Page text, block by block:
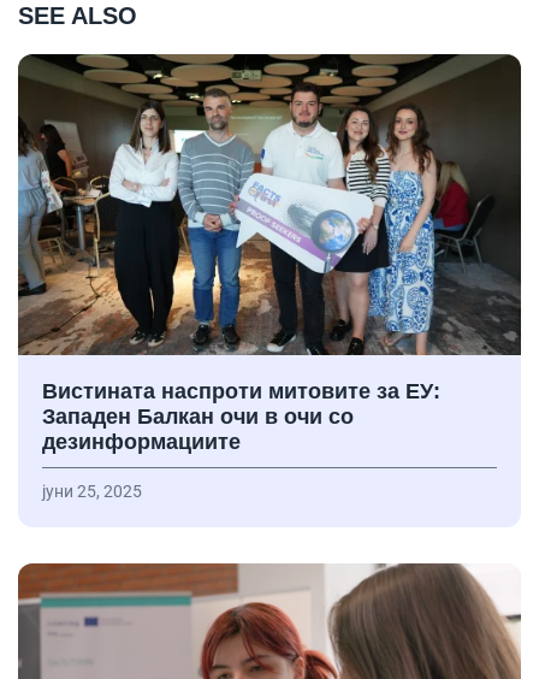
SEE ALSO
Вистината наспроти митовите за ЕУ:
Западен Балкан очи в очи со
дезинформациите
јуни 25, 2025